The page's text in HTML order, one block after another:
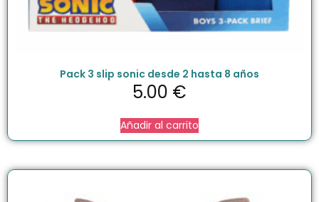
Pack 3 slip sonic desde 2 hasta 8 años
5.00 €
Añadir al carrito